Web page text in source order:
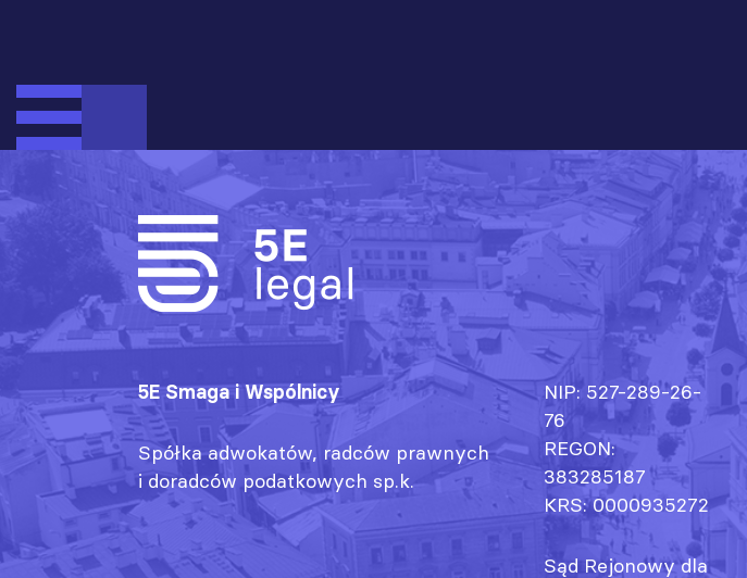
5E Smaga i Wspólnicy
Spółka adwokatów, radców prawnych
i doradców podatkowych sp.k.
NIP: 527-289-26-
76
REGON:
383285187
KRS: 0000935272
Sąd Rejonowy dla